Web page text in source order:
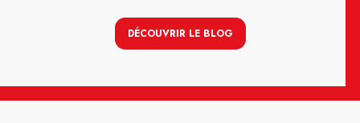
DÉCOUVRIR LE BLOG